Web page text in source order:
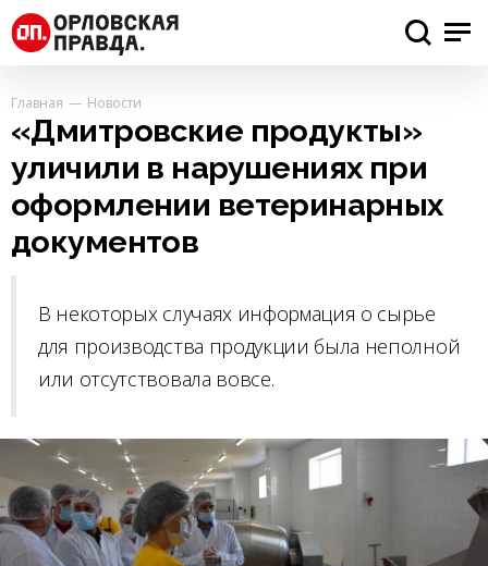
Главная Новости
«Дмитровские продукты»
уличили в нарушениях при
оформлении ветеринарных
документов
В некоторых случаях информация о сырье
для производства продукции была неполной
или отсутствовала вовсе.